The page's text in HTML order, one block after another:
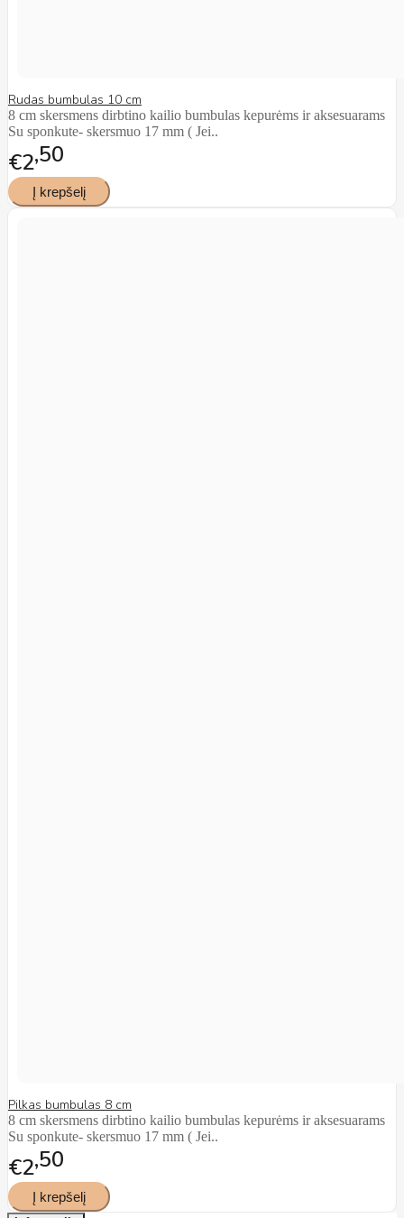
Rudas bumbulas 10 cm
8 cm skersmens dirbtino kailio bumbulas kepurėms ir aksesuarams
Su sponkute- skersmuo 17 mm ( Jei..
€250
Pilkas bumbulas 8 cm
8 cm skersmens dirbtino kailio bumbulas kepurėms ir aksesuarams
Su sponkute- skersmuo 17 mm ( Jei..
€250